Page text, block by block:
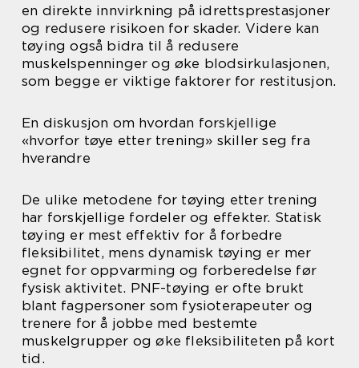
en direkte innvirkning på idrettsprestasjoner
og redusere risikoen for skader. Videre kan
tøying også bidra til å redusere
muskelspenninger og øke blodsirkulasjonen,
som begge er viktige faktorer for restitusjon.
En diskusjon om hvordan forskjellige
«hvorfor tøye etter trening» skiller seg fra
hverandre
De ulike metodene for tøying etter trening
har forskjellige fordeler og effekter. Statisk
tøying er mest effektiv for å forbedre
fleksibilitet, mens dynamisk tøying er mer
egnet for oppvarming og forberedelse før
fysisk aktivitet. PNF-tøying er ofte brukt
blant fagpersoner som fysioterapeuter og
trenere for å jobbe med bestemte
muskelgrupper og øke fleksibiliteten på kort
tid.